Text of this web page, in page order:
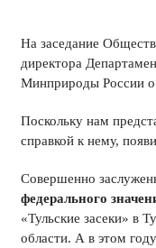
На заседание
директора
Минприроды России о
Поскольку нам
справкой к нему,
Совершенно
федерального
«Тульские засеки» в
области. А в этом